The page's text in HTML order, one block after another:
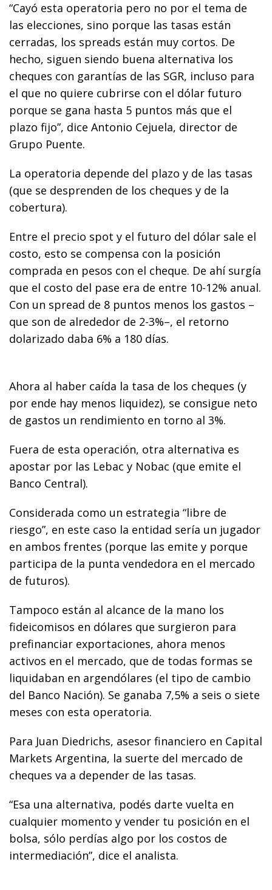
“Cayó esta operatoria pero no por el tema de
las elecciones, sino porque las tasas están
cerradas, los spreads están muy cortos. De
hecho, siguen siendo buena alternativa los
cheques con garantías de las SGR, incluso para
el que no quiere cubrirse con el dólar futuro
porque se gana hasta 5 puntos más que el
plazo fijo”, dice Antonio Cejuela, director de
Grupo Puente.
La operatoria depende del plazo y de las tasas
(que se desprenden de los cheques y de la
cobertura).
Entre el precio spot y el futuro del dólar sale el
costo, esto se compensa con la posición
comprada en pesos con el cheque. De ahí surgía
que el costo del pase era de entre 10-12% anual.
Con un spread de 8 puntos menos los gastos –
que son de alrededor de 2-3%–, el retorno
dolarizado daba 6% a 180 días.
Ahora al haber caída la tasa de los cheques (y
por ende hay menos liquidez), se consigue neto
de gastos un rendimiento en torno al 3%.
Fuera de esta operación, otra alternativa es
apostar por las Lebac y Nobac (que emite el
Banco Central).
Considerada como un estrategia “libre de
riesgo”, en este caso la entidad sería un jugador
en ambos frentes (porque las emite y porque
participa de la punta vendedora en el mercado
de futuros).
Tampoco están al alcance de la mano los
fideicomisos en dólares que surgieron para
prefinanciar exportaciones, ahora menos
activos en el mercado, que de todas formas se
liquidaban en argendólares (el tipo de cambio
del Banco Nación). Se ganaba 7,5% a seis o siete
meses con esta operatoria.
Para Juan Diedrichs, asesor financiero en Capital
Markets Argentina, la suerte del mercado de
cheques va a depender de las tasas.
“Esa una alternativa, podés darte vuelta en
cualquier momento y vender tu posición en el
bolsa, sólo perdías algo por los costos de
intermediación”, dice el analista.